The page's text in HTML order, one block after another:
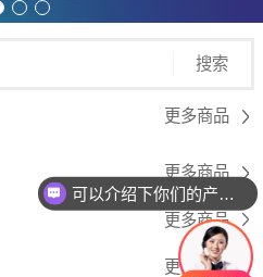
搜索
更多商品
更多商品
更多商品
更多商品